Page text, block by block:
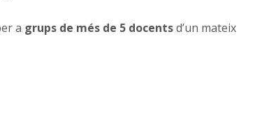
a grups de més de 5 docentsd’un mateix